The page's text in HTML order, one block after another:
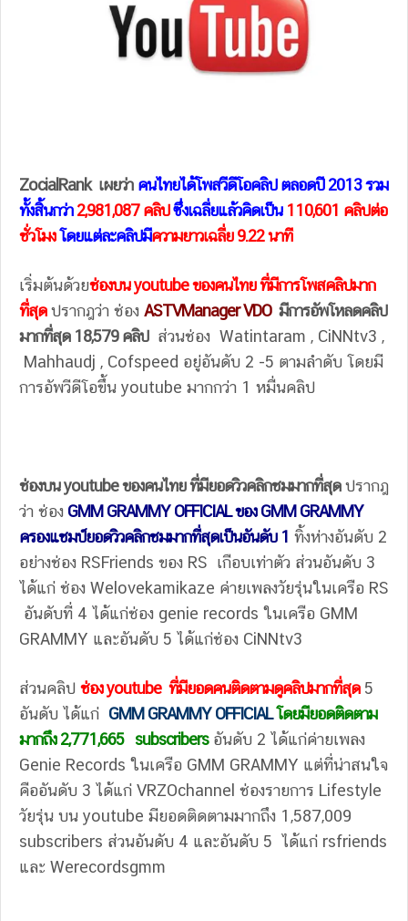
ZocialRank เผยว่า คนไทยได้โพสวีดีโอคลิป ตลอดปี 2013 รวม
ทั้งสิ้นกว่า2,981,087 คลิปซึ่งเฉลี่ยแล้วคิดเป็น110,601 คลิปต่อ
ชั่วโมงโดยแต่ละคลิปมีความยาวเฉลี่ย 9.22 นาที
เริ่มต้นด้วยช่องบน youtube ของคนไทย ที่มีการโพสคลิปมาก
ที่สุดปรากฎว่า ช่อง ASTVManager VDO มีการอัพโหลดคลิป
มากที่สุด 18,579 คลิปส่วนช่อง Watintaram , CiNNtv3 ,
Mahhaudj , Cofspeed อยู่อันดับ 2 -5 ตามลำดับ โดยมี
การอัพวีดีโอขึ้น youtube มากกว่า 1 หมื่นคลิป
ช่องบน youtube ของคนไทย ที่มียอดวิวคลิกชมมากที่สุดปรากฎ
ว่า ช่อง GMM GRAMMY OFFICIAL ของ GMM GRAMMY
ครองแชมป์ยอดวิวคลิกชมมากที่สุดเป็นอันดับ 1 ทิ้งห่างอันดับ 2
อย่างช่อง RSFriends ของ RS เกือบเท่าตัว ส่วนอันดับ 3
ได้แก่ ช่อง Welovekamikaze ค่ายเพลงวัยรุ่นในเครือ RS
อันดับที่ 4 ได้แก่ช่อง genie records ในเครือ GMM
GRAMMY และอันดับ 5 ได้แก่ช่อง CiNNtv3
ส่วนคลิป ช่อง youtube ที่มียอดคนติดตามดูคลิปมากที่สุด 5
อันดับ ได้แก่ GMM GRAMMY OFFICIALโดยมียอดติดตาม
มากถึง 2,771,665 subscribers อันดับ 2 ได้แก่ค่ายเพลง
Genie Records ในเครือ GMM GRAMMY แต่ที่น่าสนใจ
คืออันดับ 3 ได้แก่ VRZOchannel ช่องรายการ Lifestyle
วัยรุ่น บน youtube มียอดติดตามมากถึง 1,587,009
subscribers ส่วนอันดับ 4 และอันดับ 5 ได้แก่ rsfriends
และ Werecordsgmm